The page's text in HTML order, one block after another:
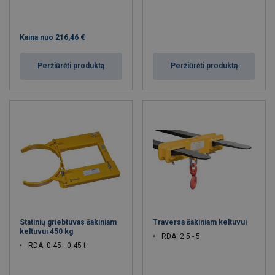
Kaina nuo 216,46 €
Peržiūrėti produktą Peržiūrėti produktą
Statinių griebtuvas šakiniam
keltuvui 450 kg
RDA: 0.45 - 0.45 t
Traversa šakiniam keltuvui
RDA: 2.5 - 5